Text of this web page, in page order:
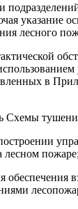
указание
лесного
в
Схемы
лесном пожаре;